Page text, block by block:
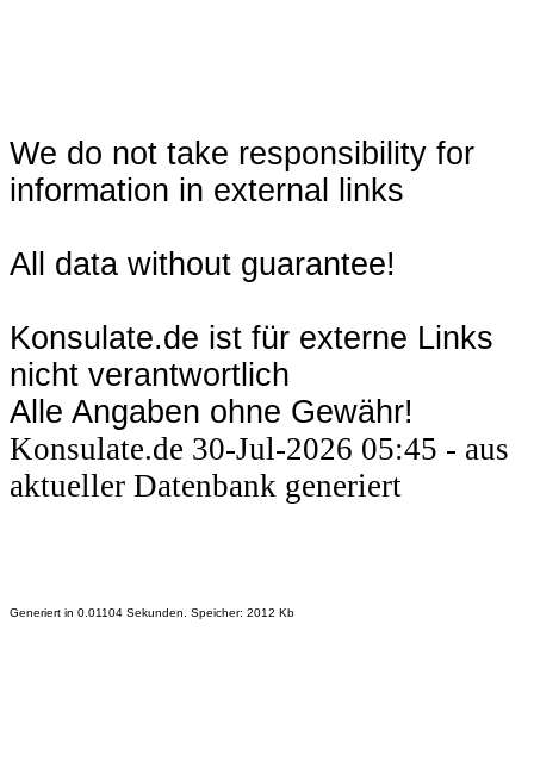
We do not take responsibility for
information in external links
All data without guarantee!
Konsulate.de ist für externe Links
nicht verantwortlich
Alle Angaben ohne Gewähr!
Konsulate.de 30-Jul-2026 05:45 - aus
aktueller Datenbank generiert
Generiert in 0.01104 Sekunden. Speicher: 2012 Kb